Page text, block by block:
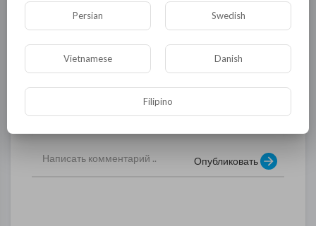
совершенный и постоянно повторяющийся
составить модель всей исследуемой
• 0 Комментарии
Опубликовать
Persian Swedish
Vietnamese Danish
Filipino